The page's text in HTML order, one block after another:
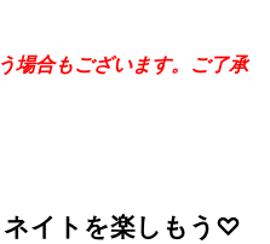
場合もございます。ご了承
イトを楽しもう♡